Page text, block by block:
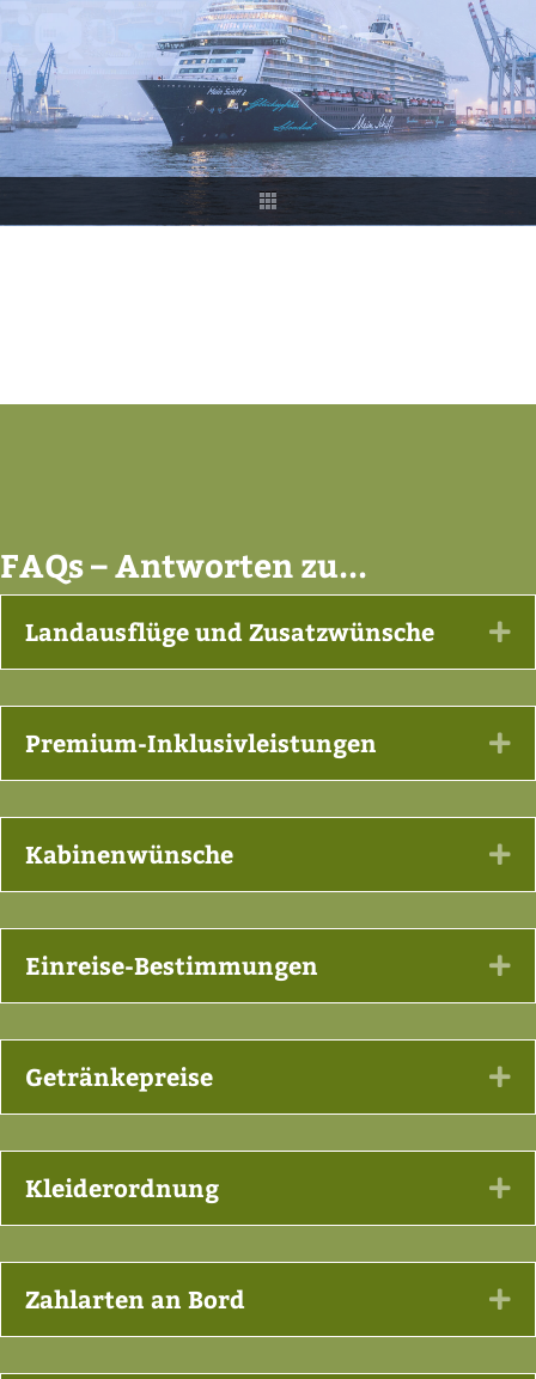
FAQs – Antworten zu...
Landausflüge und Zusatzwünsche
Premium-Inklusivleistungen
Kabinenwünsche
Einreise-Bestimmungen
Getränkepreise
Kleiderordnung
Zahlarten an Bord